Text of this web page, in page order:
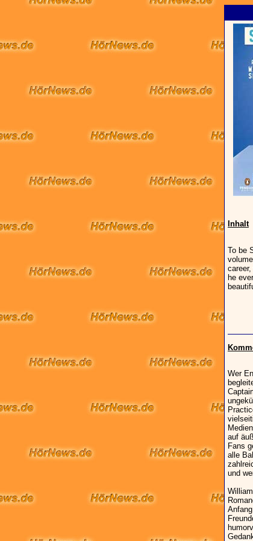
Inhalt
To be
he
Wer
auf
Fans
alle
und